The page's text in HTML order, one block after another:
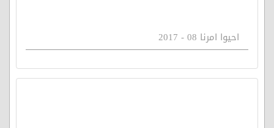
احيوا امرنا 08 - 2017